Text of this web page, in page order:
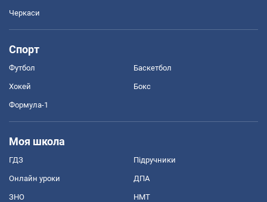
Черкаси
Спорт
Футбол Баскетбол
Хокей Бокс
Формула-1
Моя школа
ГДЗ Підручники
Онлайн уроки ДПА
ЗНО НМТ